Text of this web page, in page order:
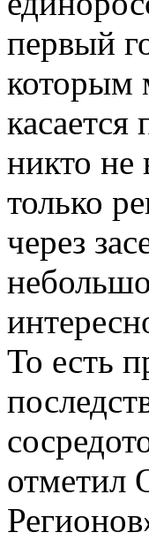
первый
которым
никто не
только
через
То есть
отметил